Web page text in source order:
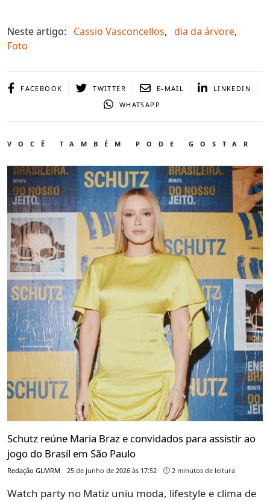
Neste artigo: Cassio Vasconcellos, dia da árvore,
Foto
FACEBOOK TWITTER E-MAIL
LINKEDIN
WHATSAPP
VOCÊ TAMBÉM PODE GOSTAR
Schutz reúne Maria Braz e convidados para assistir ao
jogo do Brasil em São Paulo
Redação GLMRM 25 de junho de 2026 às 17:52 2 minutos de leitura
Watch party no Matiz uniu moda, lifestyle e clima de